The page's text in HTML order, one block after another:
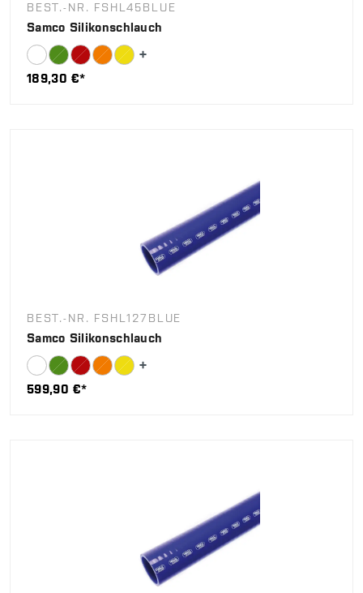
BEST.-NR. FSHL45BLUE
Samco Silikonschlauch
189,30 €*
BEST.-NR. FSHL127BLUE
Samco Silikonschlauch
599,90 €*